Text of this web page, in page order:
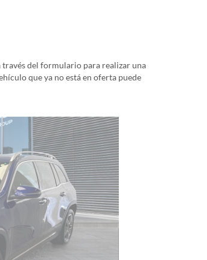
través del formulario para realizar una
que ya no está en oferta puede